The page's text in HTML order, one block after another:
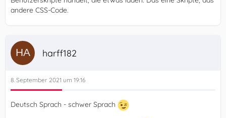
andere CSS-Code.
harff182
8. September 2021 um 19:16
Deutsch Sprach - schwer Sprach